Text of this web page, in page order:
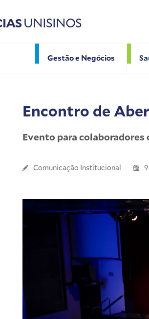
UNISINOS
Gestão e Negócios
Encontro de
Evento para
Comunicação Institucional